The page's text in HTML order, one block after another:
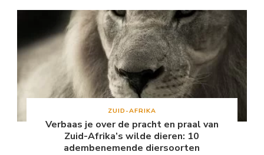
ZUID-AFRIKA
Verbaas je over de pracht en praal van
Zuid-Afrika’s wilde dieren: 10
adembenemende diersoorten